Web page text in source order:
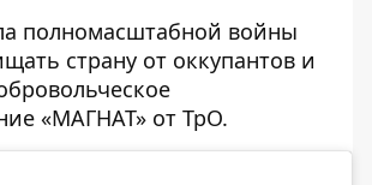
полномасштабной войны
страну от оккупантов и
«МАГНАТ» от ТрО.